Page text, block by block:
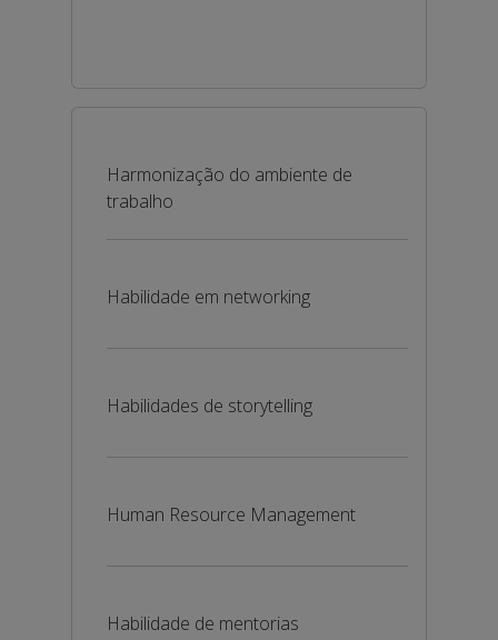
Harmonização do ambiente de
trabalho
Habilidade em networking
Habilidades de storytelling
Human Resource Management
Habilidade de mentorias